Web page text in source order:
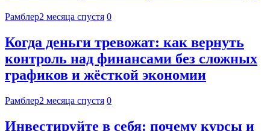
Рамблер2 месяца спустя 0
Когда деньги тревожат: как вернуть
контроль над финансами без сложных
графиков и жёсткой экономии
Рамблер2 месяца спустя 0
Инвестируйте в себя: почему курсы и